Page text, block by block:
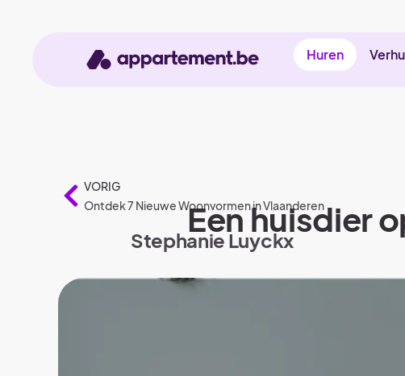
Huren
VORIG
Ontdek 7 Nieuwe Woonvormen in Vlaanderen
Een huisdier
Stephanie Luyckx